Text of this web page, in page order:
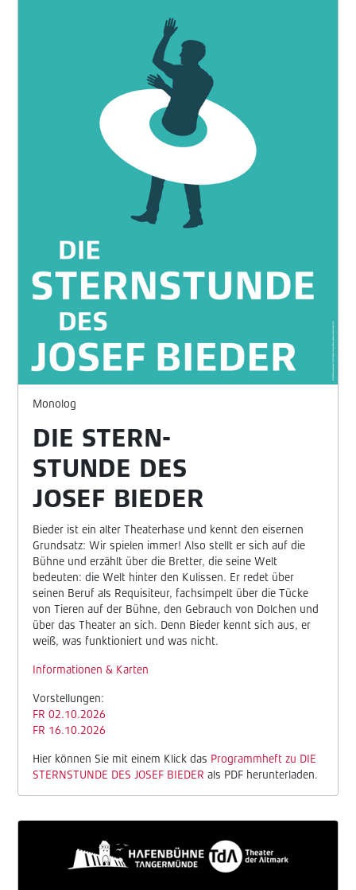
Monolog
DIE STERN-
STUNDE DES
JOSEF BIEDER
Bieder ist ein alter Theaterhase und kennt den eisernen
Grundsatz: Wir spielen immer! Also stellt er sich auf die
Bühne und erzählt über die Bretter, die seine Welt
bedeuten: die Welt hinter den Kulissen. Er redet über
seinen Beruf als Requisiteur, fachsimpelt über die Tücke
von Tieren auf der Bühne, den Gebrauch von Dolchen und
über das Theater an sich. Denn Bieder kennt sich aus, er
weiß, was funktioniert und was nicht.
Informationen & Karten
Vorstellungen:
FR 02.10.2026
FR 16.10.2026
Hier können Sie mit einem Klick das Programmheft zu DIE
STERNSTUNDE DES JOSEF BIEDER als PDF herunterladen.